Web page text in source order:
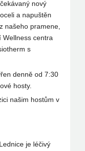
nový
a napuštěn
našeho pramene,
Wellness centra
s
denně od 7:30
hosty.
našim hostům v
je léčivý